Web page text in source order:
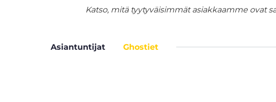
Katso, mitä tyytyväisimmät asiakkaamme ovat
Asiantuntijat Ghostiet